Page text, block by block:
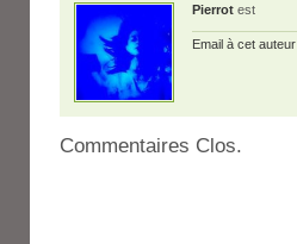
Pierrot est
Email à cet auteur
Commentaires Clos.